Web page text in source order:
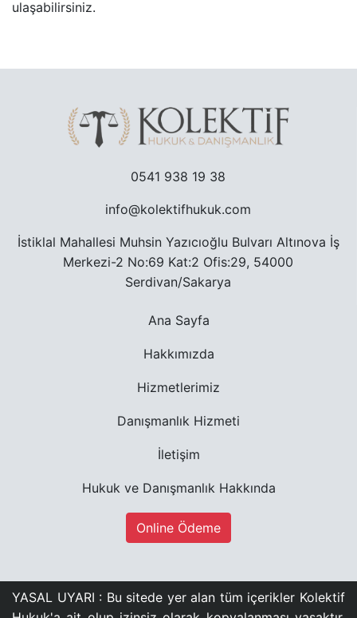
MURIS MUVAZAASI NEDENIYLE TAPU IPTAL VE
ulaşabilirsiniz.
0541 938 19 38
info@kolektifhukuk.com
İstiklal Mahallesi Muhsin Yazıcıoğlu Bulvarı Altınova İş
Merkezi-2 No:69 Kat:2 Ofis:29, 54000
Serdivan/Sakarya
Ana Sayfa
Hakkımızda
Hizmetlerimiz
Danışmanlık Hizmeti
İletişim
Hukuk ve Danışmanlık Hakkında
Online Ödeme
YASAL UYARI : Bu sitede yer alan tüm içerikler Kolektif